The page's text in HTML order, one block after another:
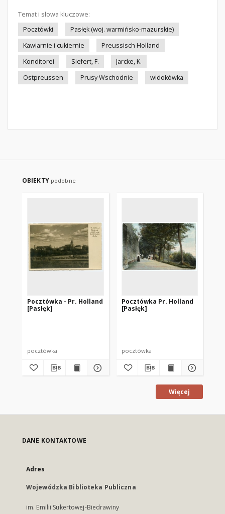
Temat i słowa kluczowe:
Pocztówki
Pasłęk (woj. warmińsko-mazurskie)
Kawiarnie i cukiernie
Preussisch Holland
Konditorei
Siefert, F.
Jarcke, K.
Ostpreussen
Prusy Wschodnie widokówka
OBIEKTY podobne
Pocztówka - Pr. Holland
[Pasłęk]
pocztówka
Pocztówka Pr. Holland
[Pasłęk]
pocztówka
Więcej
DANE KONTAKTOWE
Adres
Wojewódzka Biblioteka Publiczna
im. Emilii Sukertowej-Biedrawiny